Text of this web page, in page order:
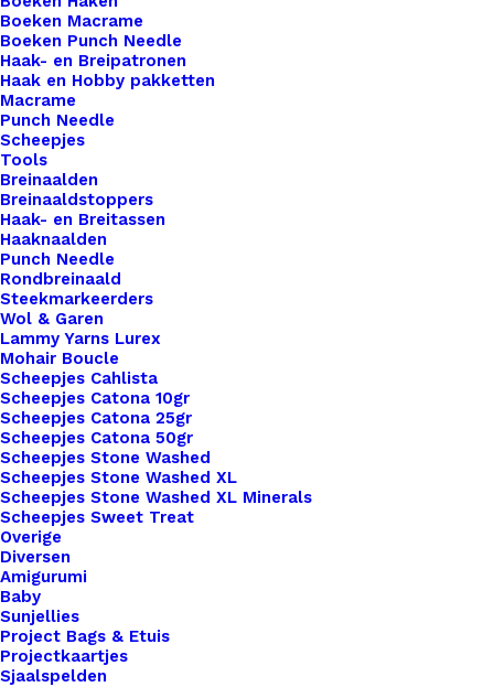
Boeken Macrame
Boeken Punch Needle
Haak- en Breipatronen
Haak en Hobby pakketten
Macrame
Punch Needle
Scheepjes
Tools
Breinaalden
Breinaaldstoppers
Haak- en Breitassen
Haaknaalden
Punch Needle
Rondbreinaald
Steekmarkeerders
Wol & Garen
Lammy Yarns Lurex
Mohair Boucle
Scheepjes Cahlista
Scheepjes Catona 10gr
Scheepjes Catona 25gr
Scheepjes Catona 50gr
Scheepjes Stone Washed
Scheepjes Stone Washed XL
Scheepjes Stone Washed XL Minerals
Scheepjes Sweet Treat
Overige
Diversen
Amigurumi
Baby
Sunjellies
Project Bags & Etuis
Projectkaartjes
Sjaalspelden
voor al je creaties. Met onze labels voeg je niet
alleen een professionele uitstraling toe aan je
werk, maar ook een persoonlijk tintje dat jouw
ambachtelijke meesterwerken onderscheidt van
de rest. Voor de bewuste haak- en breisters onder
ons bieden we ook een assortiment vegan leren
labels aan die volledig diervriendelijk zijn.
Gemaakt van hoogwaardig synthetisch materiaal,
zijn deze labels een milieuvriendelijk alternatief
voor traditioneel leer, zonder concessies te doen
aan stijl of kwaliteit.
Kleur*
1x
Overdwars